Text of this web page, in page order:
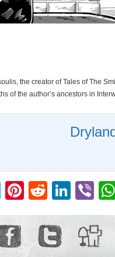
the creator of Tales of The
of the author’s ancestors in
Twitter
Pinterest
Reddit